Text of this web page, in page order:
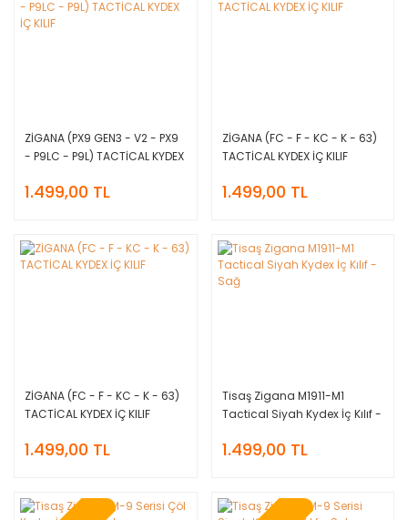
ZİGANA (PX9 GEN3 - V2 - PX9
- P9LC - P9L) TACTİCAL KYDEX
1.499,00 TL
ZİGANA (FC - F - KC - K - 63)
TACTİCAL KYDEX İÇ KILIF
1.499,00 TL
ZİGANA (FC - F - KC - K - 63)
TACTİCAL KYDEX İÇ KILIF
1.499,00 TL
Tisaş Zigana M1911-M1
Tactical Siyah Kydex İç Kılıf -
1.499,00 TL